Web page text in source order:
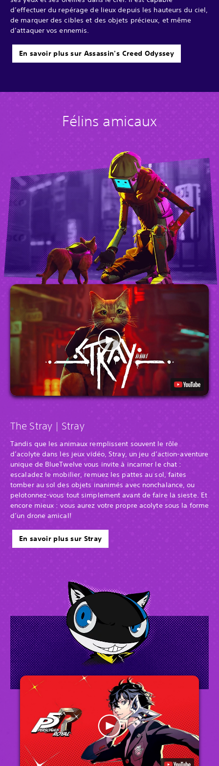
d’effectuer du repérage de lieux depuis les hauteurs du ciel,
de marquer des cibles et des objets précieux, et même
d’attaquer vos ennemis.
En savoir plus sur Assassin's Creed Odyssey
Félins amicaux
The Stray | Stray
Tandis que les animaux remplissent souvent le rôle
d’acolyte dans les jeux vidéo, Stray, un jeu d’action-aventure
unique de BlueTwelve vous invite à incarner le chat :
escaladez le mobilier, remuez les pattes au sol, faites
tomber au sol des objets inanimés avec nonchalance, ou
pelotonnez-vous tout simplement avant de faire la sieste. Et
encore mieux : vous aurez votre propre acolyte sous la forme
d’un drone amical!
En savoir plus sur Stray